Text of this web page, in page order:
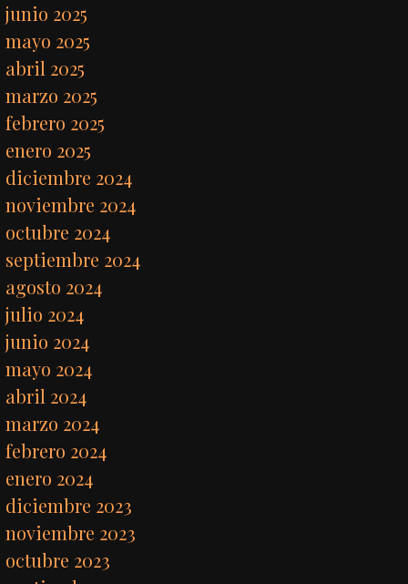
junio 2025
mayo 2025
abril 2025
marzo 2025
febrero 2025
enero 2025
diciembre 2024
noviembre 2024
octubre 2024
septiembre 2024
agosto 2024
julio 2024
junio 2024
mayo 2024
abril 2024
marzo 2024
febrero 2024
enero 2024
diciembre 2023
noviembre 2023
octubre 2023